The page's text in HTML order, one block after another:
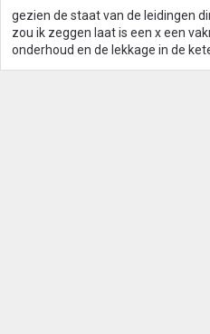
gezien de staat van de leidingen
zou ik zeggen laat is een x een
onderhoud en de lekkage in de